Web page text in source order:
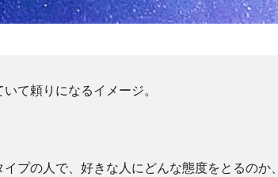
て頼りになるイメージ。
プの人で、好きな人にどんな態度をとるのか、